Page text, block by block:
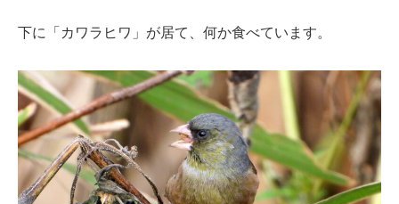
下に「カワラヒワ」が居て、何か食べています。